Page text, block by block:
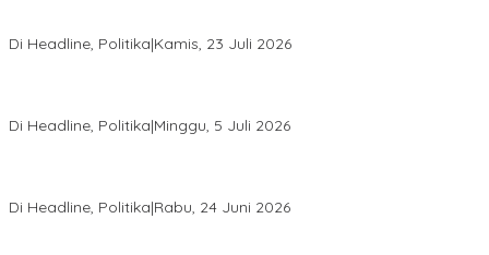
Di Headline, Politika|Kamis, 23 Juli 2026
Di Headline, Politika|Minggu, 5 Juli 2026
Di Headline, Politika|Rabu, 24 Juni 2026